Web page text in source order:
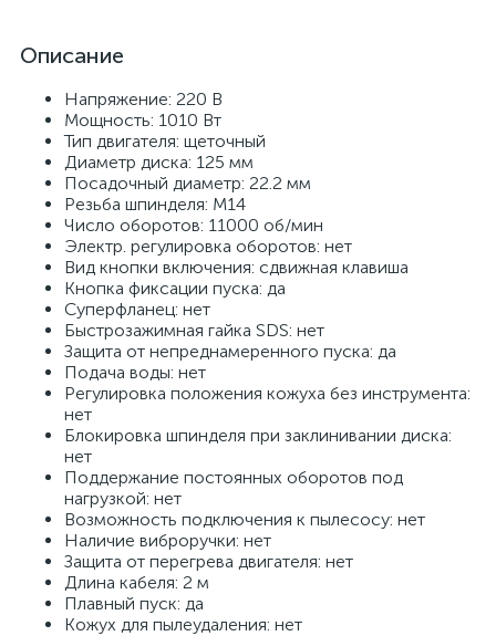
Описание
Напряжение: 220 В
Мощность: 1010 Вт
Тип двигателя: щеточный
Диаметр диска: 125 мм
Посадочный диаметр: 22.2 мм
Резьба шпинделя: М14
Число оборотов: 11000 об/мин
Электр. регулировка оборотов: нет
Вид кнопки включения: сдвижная клавиша
Кнопка фиксации пуска: да
Суперфланец: нет
Быстрозажимная гайка SDS: нет
Защита от непреднамеренного пуска: да
Подача воды: нет
Регулировка положения кожуха без инструмента:
нет
Блокировка шпинделя при заклинивании диска:
нет
Поддержание постоянных оборотов под
нагрузкой: нет
Возможность подключения к пылесосу: нет
Наличие виброручки: нет
Защита от перегрева двигателя: нет
Длина кабеля: 2 м
Плавный пуск: да
Кожух для пылеудаления: нет